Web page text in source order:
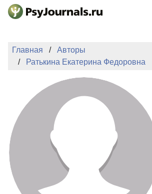
Перейти к основному содержанию
ИЗДАНИЯ
АВТОРЫ
ПОДАТЬ РУКОПИСЬ
БАЗА ЗНАНИЙ
КЛЮЧЕВЫЕ СЛОВА
Регистрация
Главная
Авторы
Ратькина Екатерина Федоровна